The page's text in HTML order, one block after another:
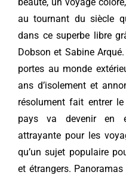
au tournant du siècle
dans ce superbe libre
Dobson et Sabine
portes au monde
ans d’isolement et
résolument fait entrer
pays va devenir en
attrayante pour les
qu’un sujet populaire
et étrangers.